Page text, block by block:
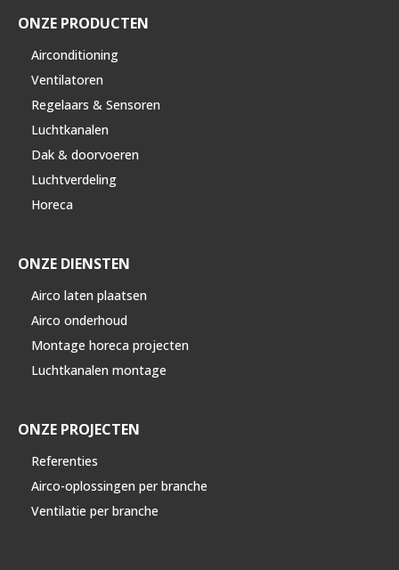
ONZE PRODUCTEN
Airconditioning
Ventilatoren
Regelaars & Sensoren
Luchtkanalen
Dak & doorvoeren
Luchtverdeling
Horeca
ONZE DIENSTEN
Airco laten plaatsen
Airco onderhoud
Montage horeca projecten
Luchtkanalen montage
ONZE PROJECTEN
Referenties
Airco-oplossingen per branche
Ventilatie per branche